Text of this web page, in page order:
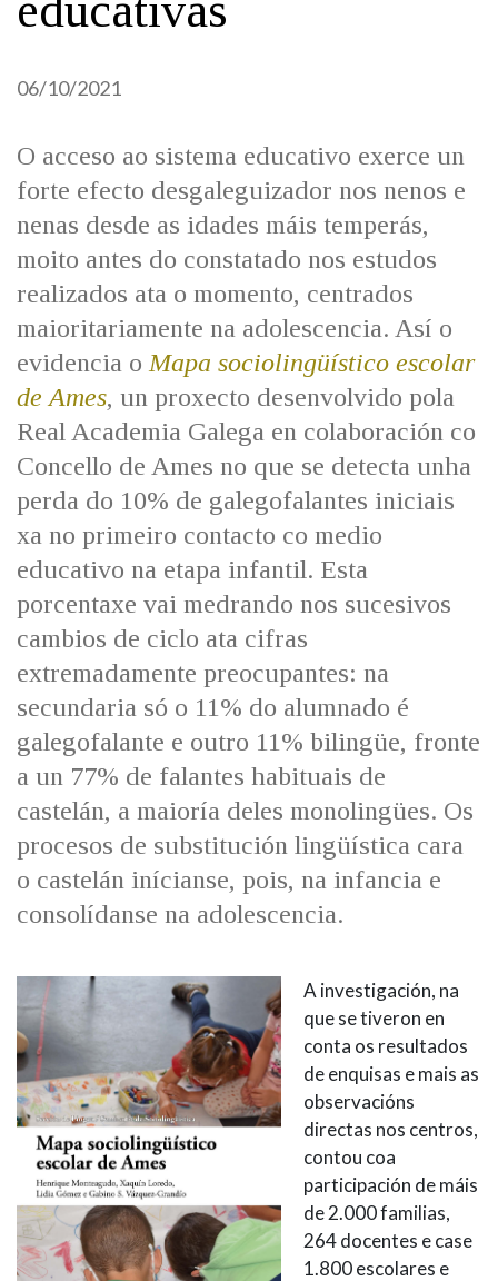
PORTAL DAS PALABRAS
Facebook
TwitterYoutubeInstagram
Bluesky
06/10/2021
O acceso ao sistema educativo exerce un
forte efecto desgaleguizador nos nenos e
nenas desde as idades máis temperás,
moito antes do constatado nos estudos
realizados ata o momento, centrados
maioritariamente na adolescencia. Así o
evidencia o Mapa sociolingüístico escolar
de Ames, un proxecto desenvolvido pola
Real Academia Galega en colaboración co
Concello de Ames no que se detecta unha
perda do 10% de galegofalantes iniciais
xa no primeiro contacto co medio
educativo na etapa infantil. Esta
porcentaxe vai medrando nos sucesivos
cambios de ciclo ata cifras
extremadamente preocupantes: na
secundaria só o 11% do alumnado é
galegofalante e outro 11% bilingüe, fronte
a un 77% de falantes habituais de
castelán, a maioría deles monolingües. Os
procesos de substitución lingüística cara
o castelán inícianse, pois, na infancia e
consolídanse na adolescencia.
A investigación, na
que se tiveron en
conta os resultados
de enquisas e mais as
observacións
directas nos centros,
contou coa
participación de máis
de 2.000 familias,
264 docentes e case
1.800 escolares e